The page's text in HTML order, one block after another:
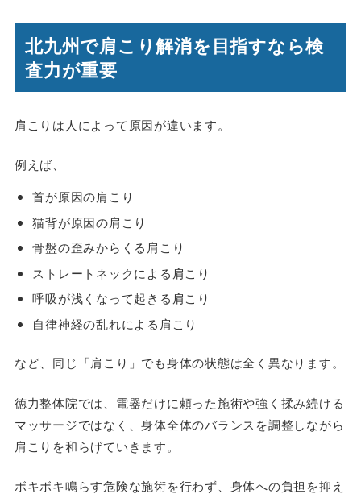
北九州で肩こり解消を目指すなら検
査力が重要
肩こりは人によって原因が違います。
例えば、
首が原因の肩こり
猫背が原因の肩こり
骨盤の歪みからくる肩こり
ストレートネックによる肩こり
呼吸が浅くなって起きる肩こり
自律神経の乱れによる肩こり
など、同じ「肩こり」でも身体の状態は全く異なります。
徳力整体院では、電器だけに頼った施術や強く揉み続ける
マッサージではなく、身体全体のバランスを調整しながら
肩こりを和らげていきます。
ボキボキ鳴らす危険な施術を行わず、身体への負担を抑え